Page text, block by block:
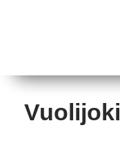
Vuolijoki